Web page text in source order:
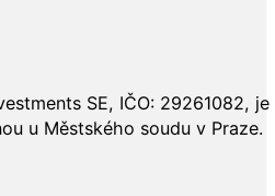
SE, IČO: 29261082,
u Městského soudu v Praze.